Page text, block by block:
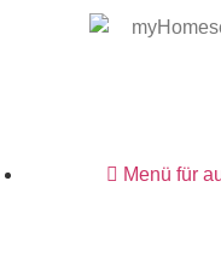
Menü für